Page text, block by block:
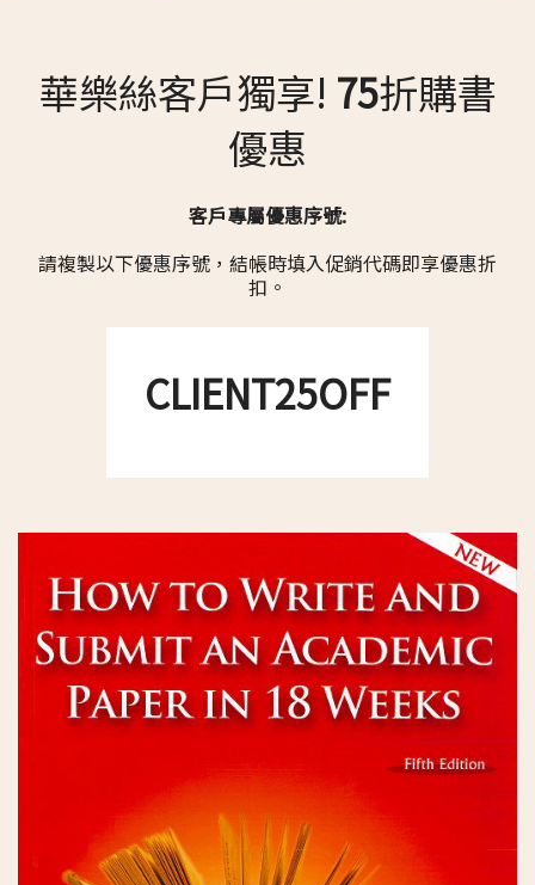
華樂絲客戶獨享! 75折購書
優惠
客戶專屬優惠序號:
請複製以下優惠序號，結帳時填入促銷代碼即享優惠折
扣。
CLIENT25OFF